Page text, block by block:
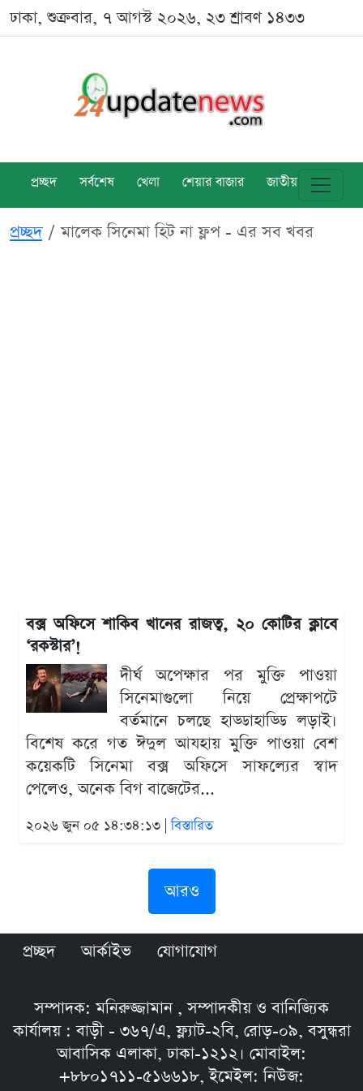
ঢাকা, শুক্রবার, ৭ আগস্ট ২০২৬, ২৩ শ্রাবণ ১৪৩৩
প্রচ্ছদ সর্বশেষ খেলা শেয়ার বাজার জাতীয় বিশ্ব
প্রচ্ছদ মালেক সিনেমা হিট না ফ্লপ - এর সব খবর
বক্স অফিসে শাকিব খানের রাজত্ব, ২০ কোটির ক্লাবে
‘রকস্টার’!
দীর্ঘ অপেক্ষার পর মুক্তি পাওয়া
সিনেমাগুলো নিয়ে প্রেক্ষাপটে
বর্তমানে চলছে হাড্ডাহাড্ডি লড়াই।
বিশেষ করে গত ঈদুল আযহায় মুক্তি পাওয়া বেশ
কয়েকটি সিনেমা বক্স অফিসে সাফল্যের স্বাদ
পেলেও, অনেক বিগ বাজেটের...
২০২৬ জুন ০৫ ১৪:৩৪:১৩ |বিস্তারিত
আরও
প্রচ্ছদ আর্কাইভ যোগাযোগ
সম্পাদক: মনিরুজ্জামান , সম্পাদকীয় ও বানিজ্যিক
কার্যালয় : বাড়ী - ৩৬৭/এ, ফ্ল্যাট-২বি, রোড়-০৯, বসুন্ধরা
আবাসিক এলাকা, ঢাকা-১২১২। মোবাইল:
+৮৮০১৭১১-৫১৬৬১৮, ইমেইল: নিউজ: